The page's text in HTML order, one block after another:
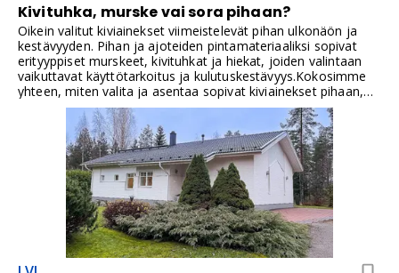
Kivituhka, murske vai sora pihaan?
Oikein valitut kiviainekset viimeistelevät pihan ulkonäön ja
kestävyyden. Pihan ja ajoteiden pintamateriaaliksi sopivat
erityyppiset murskeet, kivituhkat ja hiekat, joiden valintaan
vaikuttavat käyttötarkoitus ja kulutuskestävyys.Kokosimme
yhteen, miten valita ja asentaa sopivat kiviainekset pihaan,
ajoteille ja oleskelualueille.